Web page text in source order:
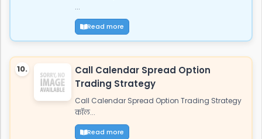
...
Read more
10.
Call Calendar Spread Option
Trading Strategy
Call Calendar Spread Option Trading Strategy
कॉल...
Read more